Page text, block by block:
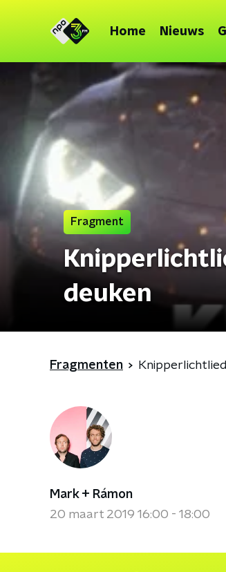
Home Nieuws
Fragment
deuken
Fragmenten
Mark + Rámon
20 maart 2019 16:00 - 18:00